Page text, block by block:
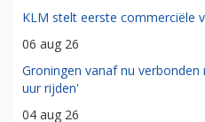
KLM stelt eerste commerciële
06 aug 26
Groningen vanaf nu
uur rijden'
04 aug 26